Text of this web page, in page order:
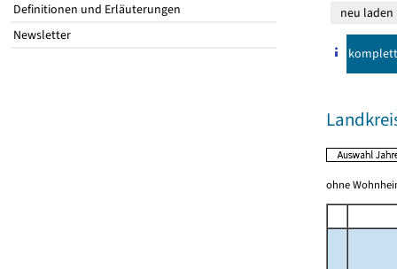
Definitionen und Erläuterungen
Newsletter
komplett
ohne